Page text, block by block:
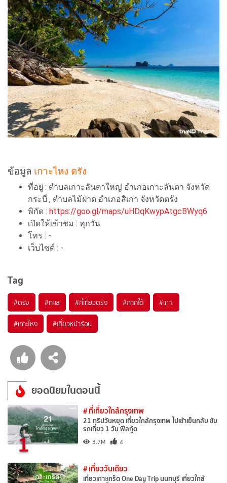
ข้อมูล เกาะไหง ตรัง
ที่อยู่ : ตำบลเกาะลันตาใหญ่ อำเภอเกาะลันตา จังหวัด
กระบี่ , ตำบลไม้ฝาด อำเภอสิเกา จังหวัดตรัง
พิกัด : https://goo.gl/maps/uHDqKwypAtgcBWyq6
เปิดให้เข้าชม : ทุกวัน
โทร : -
เว็บไซต์ : -
Tag
#ตรัง #ทะเล #ที่เที่ยวตรัง #ภาคใต้ #เกาะ
#เกาะไหง #เที่ยวหน้าร้อน
ยอดนิยมในตอนนี้
1
# ที่เที่ยวใกล้กรุงเทพ
21 ทริปวันหยุด เที่ยวใกล้กรุงเทพ ไปเช้าเย็นกลับ ขับ
รถเที่ยว 1 วัน ฟีลกู้ด
3.7M 4
# เที่ยววันเดียว
เที่ยวเกาะเกร็ด One Day Trip นนทบุรี เที่ยวใกล้